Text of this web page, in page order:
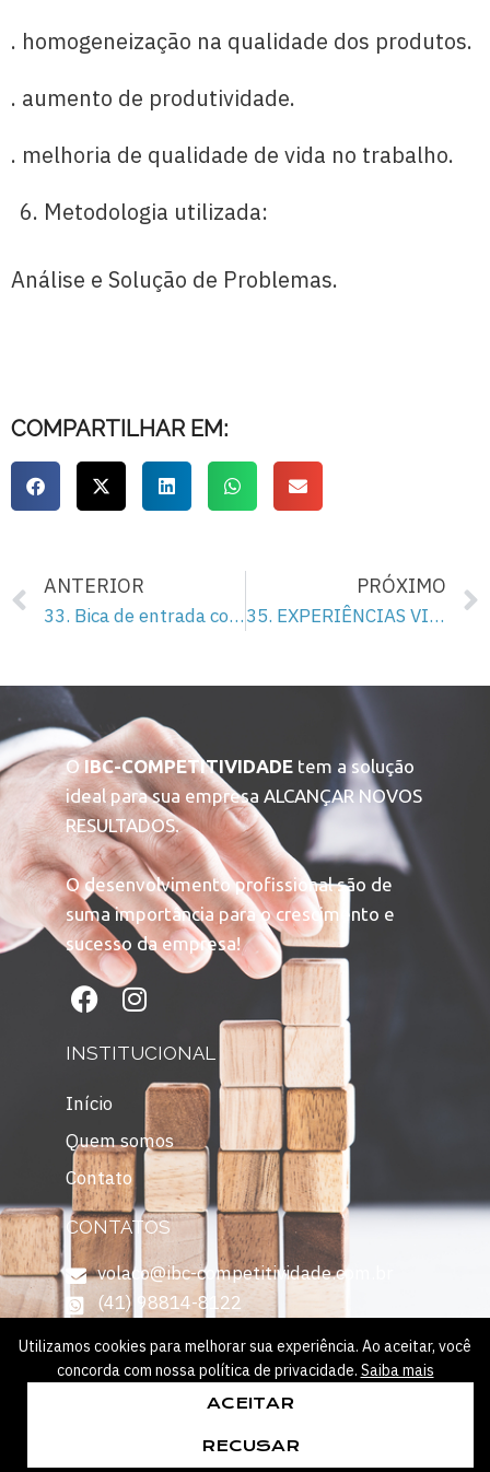
. homogeneização na qualidade dos produtos.
. aumento de produtividade.
. melhoria de qualidade de vida no trabalho.
Metodologia utilizada:
Análise e Solução de Problemas.
COMPARTILHAR EM:
ANTERIOR
33. Bica de entrada com entupimentos.￼
PRÓXIMO
35. EXPERIÊNCIAS VIVIDAS: CÉLULAS AUTOGERENCIÁVEIS SP – Episódio 1
O IBC-COMPETITIVIDADE tem a solução
ideal para sua empresa ALCANÇAR NOVOS
RESULTADOS.
O desenvolvimento profissional são de
suma importância para o crescimento e
sucesso da empresa!
INSTITUCIONAL
Início
Quem somos
Contato
CONTATOS
volaco@ibc-competitividade.com.br
(41) 98814-8122
Desenvolvido porDeme Agência Digital
Utilizamos cookies para melhorar sua experiência. Ao aceitar, você
concorda com nossa política de privacidade. Saiba mais
ACEITAR
RECUSAR